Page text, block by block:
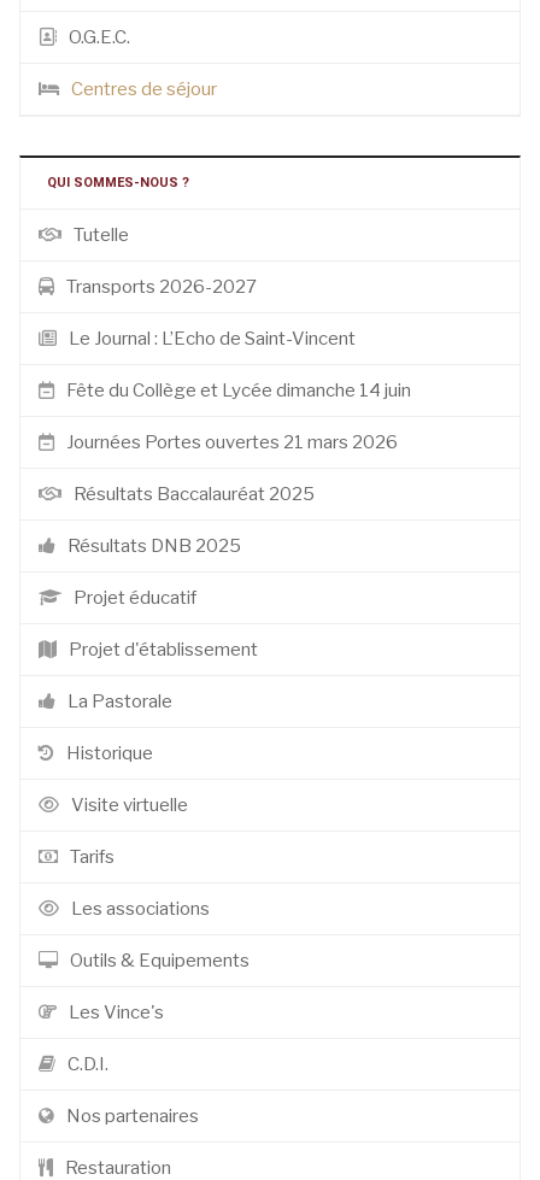
O.G.E.C.
Centres de séjour
QUI SOMMES-NOUS ?
Tutelle
Transports 2026-2027
Le Journal : L’Echo de Saint-Vincent
Fête du Collège et Lycée dimanche 14 juin
Journées Portes ouvertes 21 mars 2026
Résultats Baccalauréat 2025
Résultats DNB 2025
Projet éducatif
Projet d'établissement
La Pastorale
Historique
Visite virtuelle
Tarifs
Les associations
Outils & Equipements
Les Vince's
C.D.I.
Nos partenaires
Restauration